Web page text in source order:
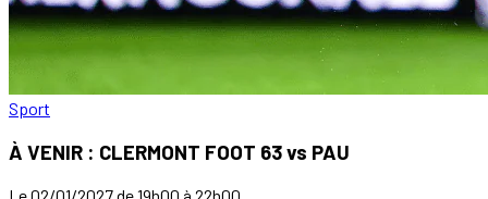
Sport
À VENIR : CLERMONT FOOT 63 vs PAU